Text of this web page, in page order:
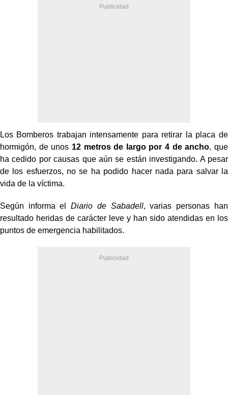
Los Bomberos trabajan intensamente para retirar la placa de
hormigón, de unos 12 metros de largo por 4 de ancho, que
ha cedido por causas que aún se están investigando. A pesar
de los esfuerzos, no se ha podido hacer nada para salvar la
vida de la víctima.
Según informa elDiario de Sabadell, varias personas han
resultado heridas de carácter leve y han sido atendidas en los
puntos de emergencia habilitados.